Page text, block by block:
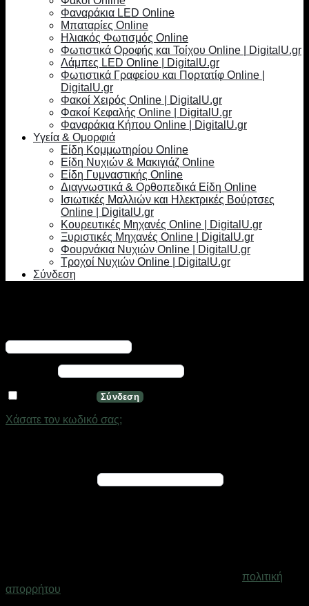
Φαναράκια LED Online
Μπαταρίες Online
Ηλιακός Φωτισμός Online
Φωτιστικά Οροφής και Τοίχου Online | DigitalU.gr
Λάμπες LED Online | DigitalU.gr
Φωτιστικά Γραφείου και Πορτατίφ Online |
DigitalU.gr
Φακοί Χειρός Online | DigitalU.gr
Φακοί Κεφαλής Online | DigitalU.gr
Φαναράκια Κήπου Online | DigitalU.gr
Υγεία & Ομορφιά
Είδη Κομμωτηρίου Online
Είδη Νυχιών & Μακιγιάζ Online
Είδη Γυμναστικής Online
Διαγνωστικά & Ορθοπεδικά Είδη Online
Ισιωτικές Μαλλιών και Ηλεκτρικές Βούρτσες
Online | DigitalU.gr
Κουρευτικές Μηχανές Online | DigitalU.gr
Ξυριστικές Μηχανές Online | DigitalU.gr
Φουρνάκια Νυχιών Online | DigitalU.gr
Τροχοί Νυχιών Online | DigitalU.gr
Σύνδεση
Απαιτείται
Σύνδεση
Χάσατε τον κωδικό σας;
Απαιτείται
πολιτική
απορρήτου